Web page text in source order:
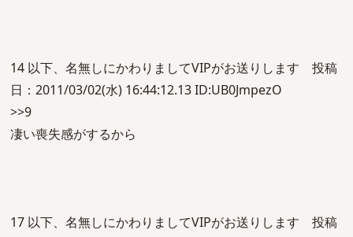
14 以下、名無しにかわりましてVIPがお送りします 投稿
日：2011/03/02(水) 16:44:12.13 ID:UB0JmpezO
>>9
凄い喪失感がするから
17 以下、名無しにかわりましてVIPがお送りします 投稿